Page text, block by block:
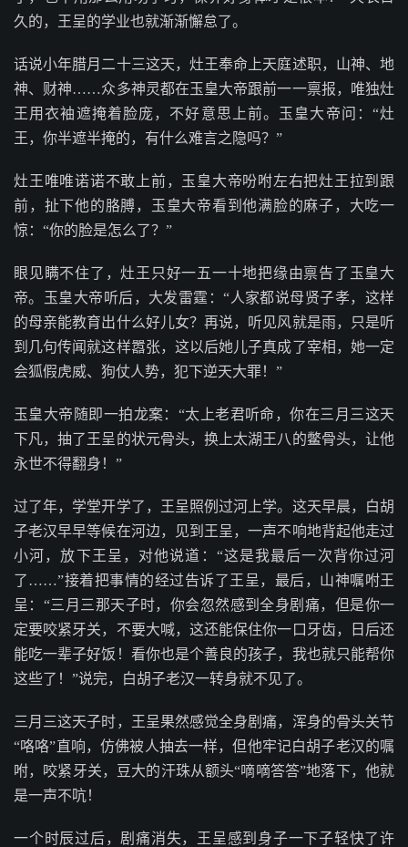
久的，王呈的学业也就渐渐懈怠了。
话说小年腊月二十三这天，灶王奉命上天庭述职，山神、地
神、财神……众多神灵都在玉皇大帝跟前一一禀报，唯独灶
王用衣袖遮掩着脸庞，不好意思上前。玉皇大帝问：“灶
王，你半遮半掩的，有什么难言之隐吗？”
灶王唯唯诺诺不敢上前，玉皇大帝吩咐左右把灶王拉到跟
前，扯下他的胳膊，玉皇大帝看到他满脸的麻子，大吃一
惊：“你的脸是怎么了？”
眼见瞒不住了，灶王只好一五一十地把缘由禀告了玉皇大
帝。玉皇大帝听后，大发雷霆：“人家都说母贤子孝，这样
的母亲能教育出什么好儿女？再说，听见风就是雨，只是听
到几句传闻就这样嚣张，这以后她儿子真成了宰相，她一定
会狐假虎威、狗仗人势，犯下逆天大罪！”
玉皇大帝随即一拍龙案：“太上老君听命，你在三月三这天
下凡，抽了王呈的状元骨头，换上太湖王八的鳖骨头，让他
永世不得翻身！”
过了年，学堂开学了，王呈照例过河上学。这天早晨，白胡
子老汉早早等候在河边，见到王呈，一声不响地背起他走过
小河，放下王呈，对他说道：“这是我最后一次背你过河
了……”接着把事情的经过告诉了王呈，最后，山神嘱咐王
呈：“三月三那天子时，你会忽然感到全身剧痛，但是你一
定要咬紧牙关，不要大喊，这还能保住你一口牙齿，日后还
能吃一辈子好饭！看你也是个善良的孩子，我也就只能帮你
这些了！”说完，白胡子老汉一转身就不见了。
三月三这天子时，王呈果然感觉全身剧痛，浑身的骨头关节
“咯咯”直响，仿佛被人抽去一样，但他牢记白胡子老汉的嘱
咐，咬紧牙关，豆大的汗珠从额头“嘀嘀答答”地落下，他就
是一声不吭！
一个时辰过后，剧痛消失，王呈感到身子一下子轻快了许